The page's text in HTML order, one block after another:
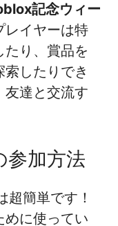
記念ウィー
レイヤーは特
たり、賞品を
したりでき
友達と交流す
参加方法
簡単です！
めに使ってい